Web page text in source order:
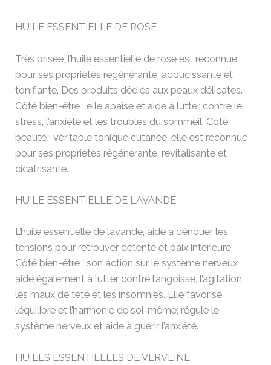
HUILE ESSENTIELLE DE ROSE
Très prisée, l’huile essentielle de rose est reconnue
pour ses propriétés régénérante, adoucissante et
tonifiante. Des produits dédiés aux peaux délicates.
Côté bien-être : elle apaise et aide à lutter contre le
stress, l’anxiété et les troubles du sommeil. Côté
beauté : véritable tonique cutanée, elle est reconnue
pour ses propriétés régénérante, revitalisante et
cicatrisante.
HUILE ESSENTIELLE DE LAVANDE
L’huile essentielle de lavande, aide à dénouer les
tensions pour retrouver détente et paix intérieure.
Côté bien-être : son action sur le système nerveux
aide également à lutter contre l’angoisse, l’agitation,
les maux de tête et les insomnies. Elle favorise
l’équilibre et l’harmonie de soi-même; régule le
système nerveux et aide à guérir l’anxiété.
HUILES ESSENTIELLES DE VERVEINE